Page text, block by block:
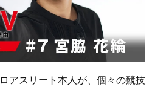
アスリート本人が、個々の競技